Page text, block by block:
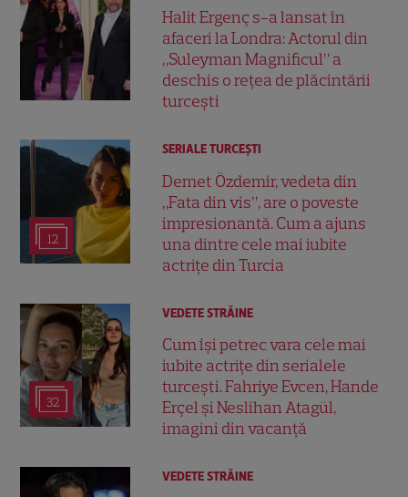
Halit Ergenç s-a lansat în
afaceri la Londra: Actorul din
„Suleyman Magnificul” a
deschis o rețea de plăcintării
turcești
12
SERIALE TURCEŞTI
Demet Özdemir, vedeta din
„Fata din vis”, are o poveste
impresionantă. Cum a ajuns
una dintre cele mai iubite
actrițe din Turcia
32
VEDETE STRĂINE
Cum își petrec vara cele mai
iubite actrițe din serialele
turcești. Fahriye Evcen, Hande
Erçel și Neslihan Atagül,
imagini din vacanță
VEDETE STRĂINE